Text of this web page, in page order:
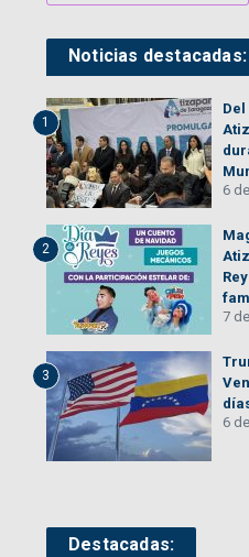
Noticias destacadas:
1
6
2
7
3
6
Destacadas: